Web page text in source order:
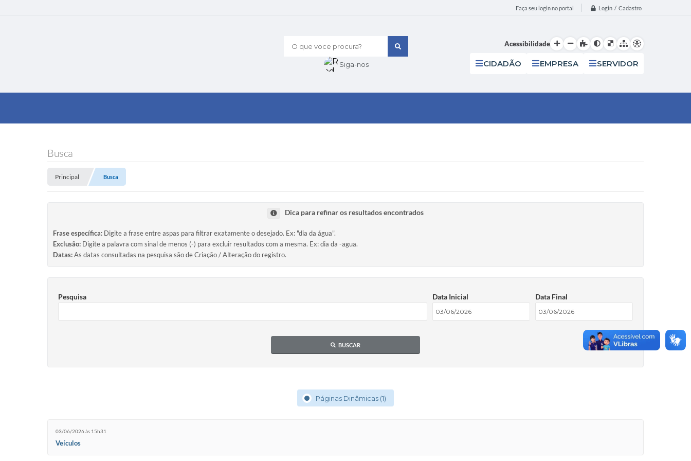
Faça seu login no portal Login / Cadastro
O que voce procura?
Siga-nos
Acessibilidade
CIDADÃO EMPRESA SERVIDOR
Busca
Principal Busca
Dica para refinar os resultados encontrados
Frase específica: Digite a frase entre aspas para filtrar exatamente o desejado. Ex: "dia da água".
Exclusão: Digite a palavra com sinal de menos (-) para excluir resultados com a mesma. Ex: dia da -agua.
Datas:As datas consultadas na pesquisa são de Criação / Alteração do registro.
Pesquisa Data Inicial Data Final
BUSCAR
Páginas Dinâmicas (1)
03/06/2026 às 15h31
Veículos